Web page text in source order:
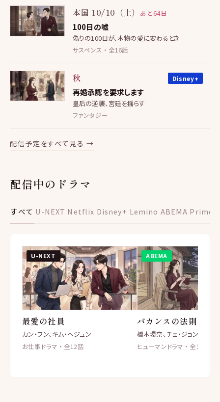
本国 10/10（土） あと64日
100日の嘘
偽りの100日が、本物の愛に変わるとき
サスペンス ・ 全16話
秋 Disney+
再婚承認を要求します
皇后の逆襲、宮廷を揺らす
ファンタジー
配信予定をすべて見る →
配信中のドラマ
すべて U-NEXT Netflix Disney+ Lemino ABEMA Prime
U-NEXT
最愛の社員
カン・フン、キム・ヘジュン
お仕事ドラマ ・ 全12話
ABEMA
バカンスの法則
橋本環奈、チェ・ジョンヒョプ
ヒューマンドラマ ・ 全18話